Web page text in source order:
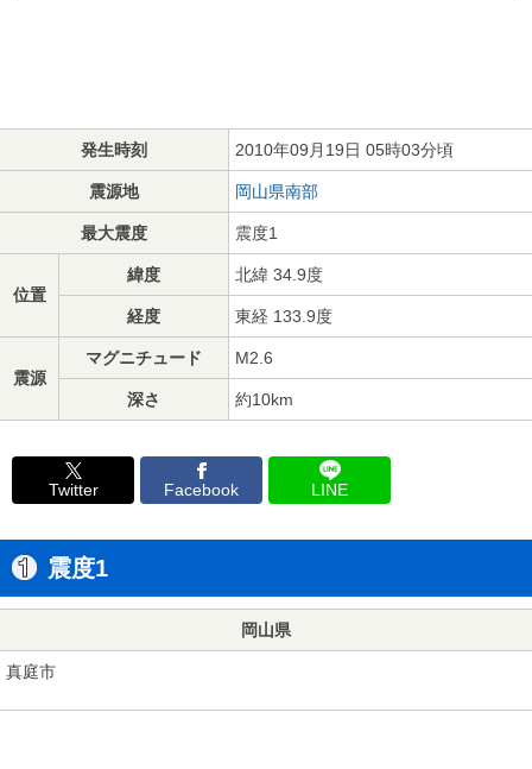
発生時刻 2010年09月19日 05時03分頃
震源地 岡山県南部
最大震度 震度1
位置
緯度 北緯 34.9度
経度 東経 133.9度
震源
マグニチュード M2.6
深さ 約10km
Twitter Facebook LINE
震度1
岡山県
真庭市